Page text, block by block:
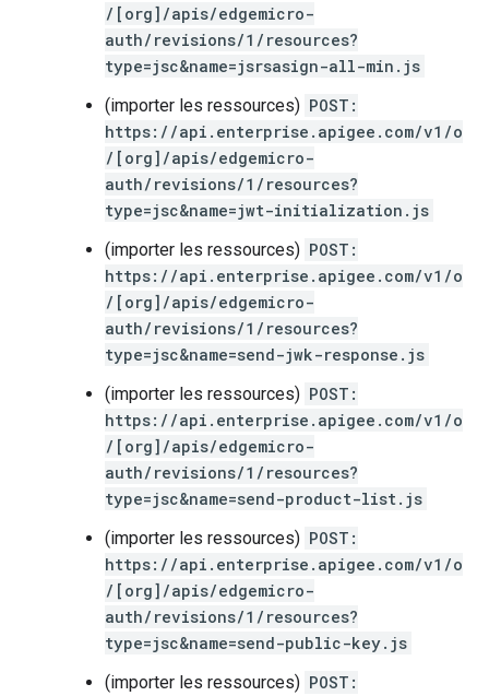
/[org]/apis/edgemicro-
auth/revisions/1/resources?
type=jsc&name=jsrsasign-all-min.js
(importer les ressources) POST:
https://api.enterprise.apigee.com/v1/o
/[org]/apis/edgemicro-
auth/revisions/1/resources?
type=jsc&name=jwt-initialization.js
(importer les ressources) POST:
https://api.enterprise.apigee.com/v1/o
/[org]/apis/edgemicro-
auth/revisions/1/resources?
type=jsc&name=send-jwk-response.js
(importer les ressources) POST:
https://api.enterprise.apigee.com/v1/o
/[org]/apis/edgemicro-
auth/revisions/1/resources?
type=jsc&name=send-product-list.js
(importer les ressources) POST:
https://api.enterprise.apigee.com/v1/o
/[org]/apis/edgemicro-
auth/revisions/1/resources?
type=jsc&name=send-public-key.js
(importer les ressources) POST: